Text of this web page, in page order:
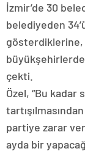
İzmir’de 30
belediyeden
gösterdiklerine,
çekti.
Özel, “Bu kadar
partiye zarar
ayda bir